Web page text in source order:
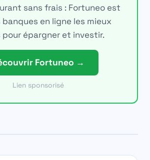
sans frais : Fortuneo est
banques en ligne les mieux
pour épargner et investir.
Fortuneo →
Lien sponsorisé